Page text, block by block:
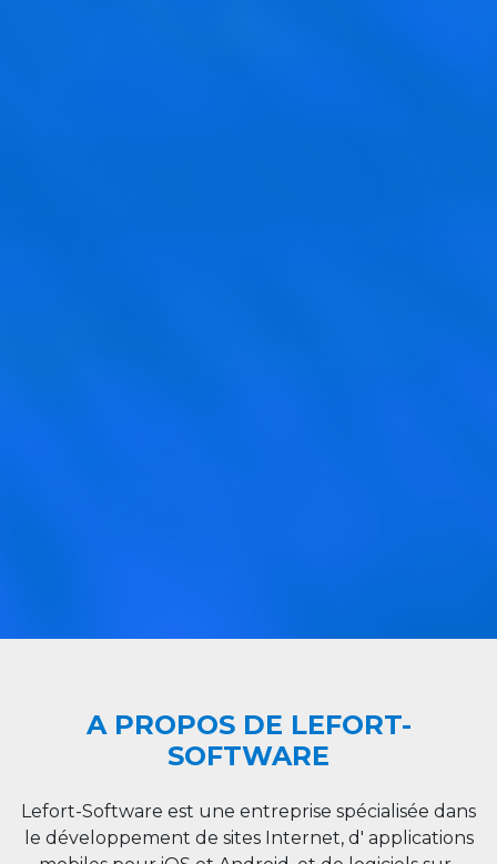
A PROPOS DE LEFORT-
SOFTWARE
Lefort-Software est une entreprise spécialisée dans
le développement de sites Internet, d' applications